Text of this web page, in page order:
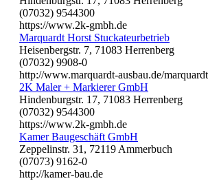
(07032) 9544300
https://www.2k-gmbh.de
Marquardt Horst Stuckateurbetrieb
Heisenbergstr. 7, 71083 Herrenberg
(07032) 9908-0
http://www.marquardt-ausbau.de/
2K Maler + Markierer GmbH
Hindenburgstr. 17, 71083 Herrenberg
(07032) 9544300
https://www.2k-gmbh.de
Kamer Baugeschäft GmbH
Zeppelinstr. 31, 72119 Ammerbuch
(07073) 9162-0
http://kamer-bau.de